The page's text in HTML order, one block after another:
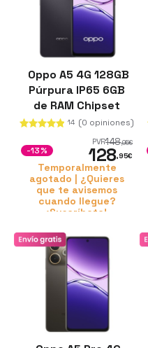
Oppo A5 4G 128GB
Púrpura IP65 6GB
de RAM Chipset
Snapdragon 6s
14 (0 opiniones)
PVR148,95€
128,95€
-13%
Temporalmente
agotado | ¿Quieres
que te avisemos
cuando llegue?
¡Suscríbete!